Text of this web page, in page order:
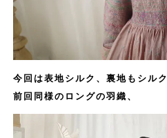
今回は表地シルク、裏地もシルク
前回同様のロングの羽織、